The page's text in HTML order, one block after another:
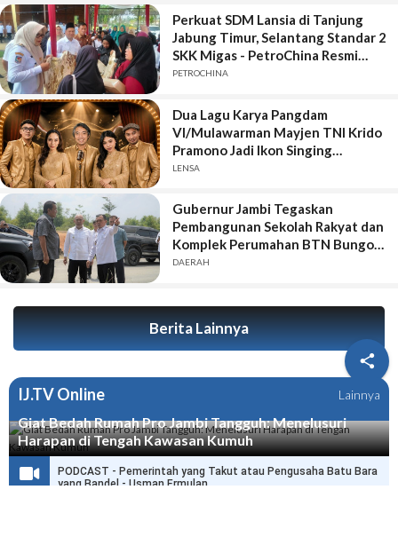

Perkuat SDM Lansia di Tanjung
Jabung Timur, Selantang Standar 2
SKK Migas - PetroChina Resmi
Bergulir di Geragai
PETROCHINA
Dua Lagu Karya Pangdam
VI/Mulawarman Mayjen TNI Krido
Pramono Jadi Ikon Singing
Competition HUT Ke-81 RI
LENSA
Gubernur Jambi Tegaskan
Pembangunan Sekolah Rakyat dan
Komplek Perumahan BTN Bungo
Green City Harus Sejalan
DAERAH
Berita Lainnya
IJ.TV Online Lainnya
Giat Bedah Rumah Pro Jambi Tangguh: Menelusuri
Harapan di Tengah Kawasan Kumuh
PODCAST - Pemerintah yang Takut atau Pengusaha Batu Bara
yang Bandel - Usman Ermulan